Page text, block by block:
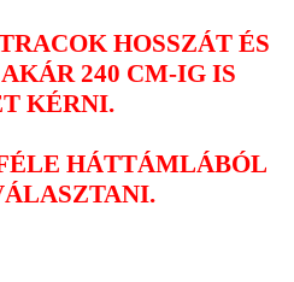
HOSSZÁT ÉS
240 CM-IG IS
KÉRNI.
HÁTTÁMLÁBÓL